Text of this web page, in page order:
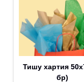
Тишу хартия
бр)